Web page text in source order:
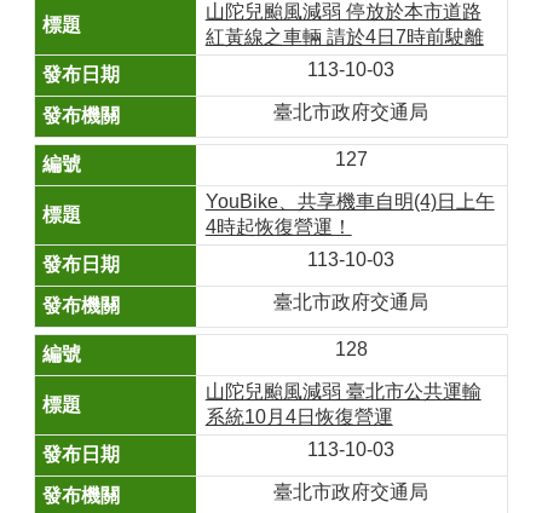
山陀兒颱風減弱 停放於本市道路
紅黃線之車輛 請於4日7時前駛離
113-10-03
臺北市政府交通局
127
YouBike、共享機車自明(4)日上午
4時起恢復營運！
113-10-03
臺北市政府交通局
128
山陀兒颱風減弱 臺北市公共運輸
系統10月4日恢復營運
113-10-03
臺北市政府交通局